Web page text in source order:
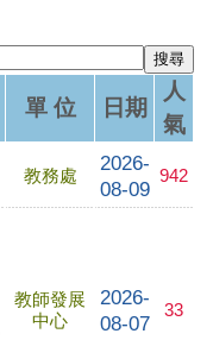
單 位 日期
人
氣
教務處
2026-
08-09
942
教師發展
中心
2026-
08-07
33